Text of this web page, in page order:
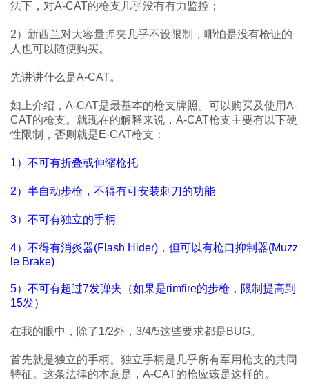
法下，对A-CAT的枪支几乎没有有力监控；
2）新西兰对大容量弹夹几乎不设限制，哪怕是没有枪证的
人也可以随便购买。
先讲讲什么是A-CAT。
如上介绍，A-CAT是最基本的枪支牌照。可以购买及使用A-
CAT的枪支。就现在的解释来说，A-CAT枪支主要有以下硬
性限制，否则就是E-CAT枪支：
1）不可有折叠或伸缩枪托
2）半自动步枪，不得有可安装刺刀的功能
3）不可有独立的手柄
4）不得有消炎器(Flash Hider)，但可以有枪口抑制器(Muzz
le Brake)
5）不可有超过7发弹夹（如果是rimfire的步枪，限制提高到
15发）
在我的眼中，除了1/2外，3/4/5这些要求都是BUG。
首先就是独立的手柄。独立手柄是几乎所有军用枪支的共同
特征。这条法律的本意是，A-CAT的枪应该是这样的。